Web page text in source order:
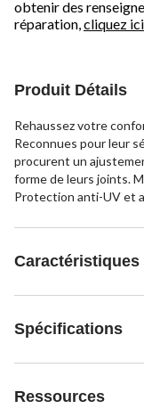
obtenir des
réparation,cliquez
Produit Détails
Rehaussez votre
Reconnues pour leur
procurent un
forme de leurs joints.
Protection anti-UV et
Caractéristiques
Spécifications
Ressources